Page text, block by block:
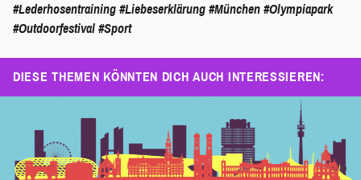
#Lederhosentraining #Liebeserklärung #München #Olympiapark
#Outdoorfestival #Sport
DIESE THEMEN KÖNNTEN DICH AUCH INTERESSIEREN: